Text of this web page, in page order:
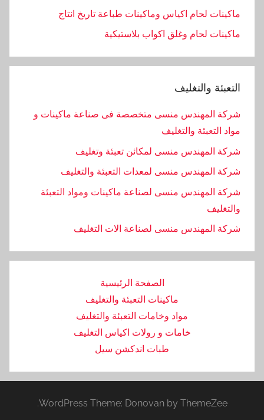
ماكينات لحام اكياس وماكينات طباعة تاريخ انتاج
ماكينات لحام وغلق اكواب بلاستيكية
التعبئة والتغليف
شركة المهندس منسى متخصصة فى صناعة ماكينات و
مواد التعبئة والتغليف
شركة المهندس منسى لمكائن تعبئة وتغليف
شركة المهندس منسى لمعدات التعبئة والتغليف
شركة المهندس منسى لصناعة ماكينات ومواد التعبئة
والتغليف
‏شركة المهندس منسى لصناعة الات التغليف
الصفحة الرئيسية
ماكينات التعبئة والتغليف
مواد وخامات التعبئة والتغليف
خامات و رولات اكياس التغليف
طبات اندكشن سيل
WordPress Theme: Donovan by ThemeZee.